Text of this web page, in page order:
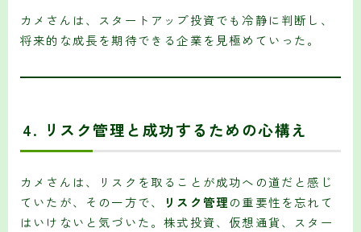
カメさんは、スタートアップ投資でも冷静に判断し、
将来的な成長を期待できる企業を見極めていった。
4. リスク管理と成功するための心構え
カメさんは、リスクを取ることが成功への道だと感じ
ていたが、その一方で、
リスク管理の重要性を忘れて
はいけないと気づいた。株式投資、仮想通貨、スター